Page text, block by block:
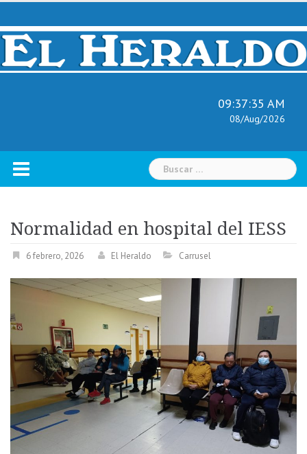
Skip
content
09:37:36 AM
08/Aug/2026
Buscar:
Normalidad en hospital del IESS
6 febrero, 2026 El Heraldo Carrusel